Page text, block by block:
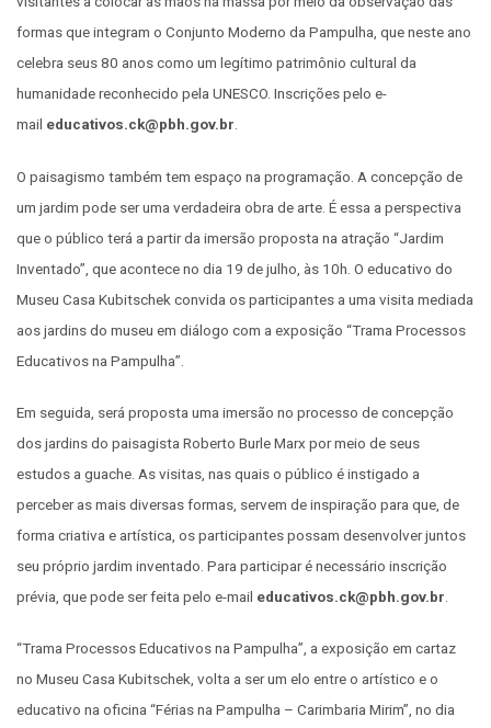
formas que integram o Conjunto Moderno da Pampulha, que neste ano
celebra seus 80 anos como um legítimo patrimônio cultural da
humanidade reconhecido pela UNESCO. Inscrições pelo e-
mail educativos.ck@pbh.gov.br.
O paisagismo também tem espaço na programação. A concepção de
um jardim pode ser uma verdadeira obra de arte. É essa a perspectiva
que o público terá a partir da imersão proposta na atração “Jardim
Inventado”, que acontece no dia 19 de julho, às 10h. O educativo do
Museu Casa Kubitschek convida os participantes a uma visita mediada
aos jardins do museu em diálogo com a exposição “Trama Processos
Educativos na Pampulha”.
Em seguida, será proposta uma imersão no processo de concepção
dos jardins do paisagista Roberto Burle Marx por meio de seus
estudos a guache. As visitas, nas quais o público é instigado a
perceber as mais diversas formas, servem de inspiração para que, de
forma criativa e artística, os participantes possam desenvolver juntos
seu próprio jardim inventado. Para participar é necessário inscrição
prévia, que pode ser feita pelo e-mail educativos.ck@pbh.gov.br
“Trama Processos Educativos na Pampulha”, a exposição em cartaz
no Museu Casa Kubitschek, volta a ser um elo entre o artístico e o
educativo na oficina “Férias na Pampulha – Carimbaria Mirim”, no dia